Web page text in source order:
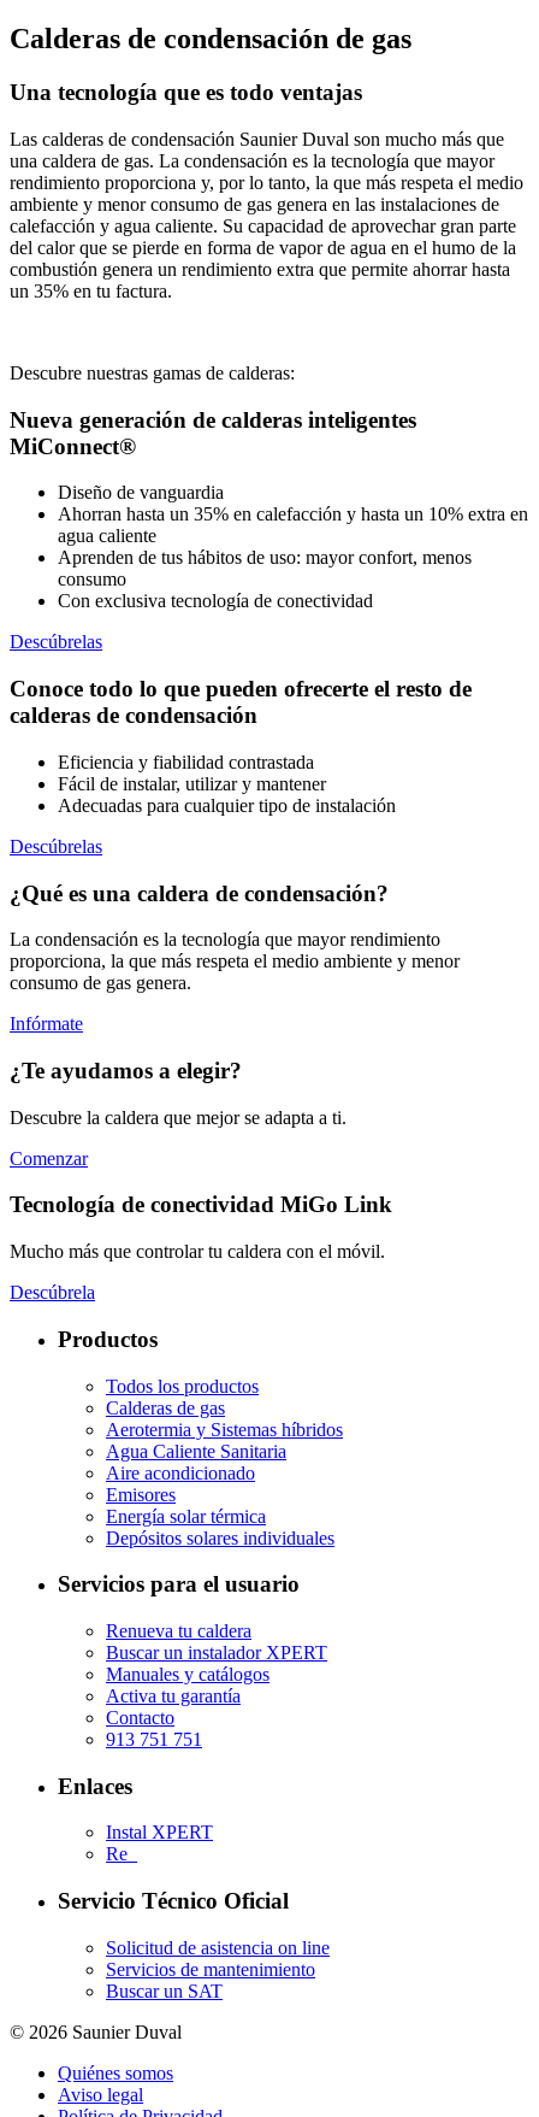
Calderas de condensación de gas
Una tecnología que es todo ventajas
Las calderas de condensación Saunier Duval son mucho más que
una caldera de gas. La condensación es la tecnología que mayor
rendimiento proporciona y, por lo tanto, la que más respeta el medio
ambiente y menor consumo de gas genera en las instalaciones de
calefacción y agua caliente. Su capacidad de aprovechar gran parte
del calor que se pierde en forma de vapor de agua en el humo de la
combustión genera un rendimiento extra que permite ahorrar hasta
un 35% en tu factura.
Descubre nuestras gamas de calderas:
Nueva generación de calderas inteligentes
MiConnect®
Diseño de vanguardia
Ahorran hasta un 35% en calefacción y hasta un 10% extra en
agua caliente
Aprenden de tus hábitos de uso: mayor confort, menos
consumo
Con exclusiva tecnología de conectividad
Descúbrelas
Conoce todo lo que pueden ofrecerte el resto de
calderas de condensación
Eficiencia y fiabilidad contrastada
Fácil de instalar, utilizar y mantener
Adecuadas para cualquier tipo de instalación
Descúbrelas
¿Qué es una caldera de condensación?
La condensación es la tecnología que mayor rendimiento
proporciona, la que más respeta el medio ambiente y menor
consumo de gas genera.
Infórmate
¿Te ayudamos a elegir?
Descubre la caldera que mejor se adapta a ti.
Comenzar
Tecnología de conectividad MiGo Link
Mucho más que controlar tu caldera con el móvil.
Descúbrela
Productos
Todos los productos
Calderas de gas
Aerotermia y Sistemas híbridos
Agua Caliente Sanitaria
Aire acondicionado
Emisores
Energía solar térmica
Depósitos solares individuales
Servicios para el usuario
Renueva tu caldera
Buscar un instalador XPERT
Manuales y catálogos
Activa tu garantía
Contacto
913 751 751
Enlaces
Instal XPERT
Re_
Servicio Técnico Oficial
Solicitud de asistencia on line
Servicios de mantenimiento
Buscar un SAT
© 2026 Saunier Duval
Quiénes somos
Aviso legal